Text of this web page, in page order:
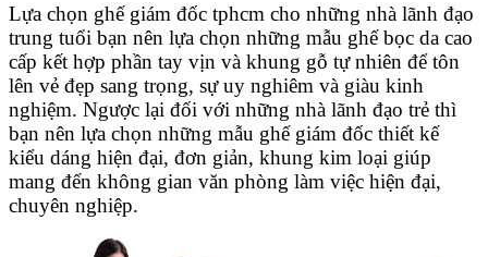
Lựa chọn ghế giám đốc tphcm cho những nhà lãnh đạo
trung tuổi bạn nên lựa chọn những mẫu ghế bọc da cao
cấp kết hợp phần tay vịn và khung gỗ tự nhiên để tôn
lên vẻ đẹp sang trọng, sự uy nghiêm và giàu kinh
nghiệm. Ngược lại đối với những nhà lãnh đạo trẻ thì
bạn nên lựa chọn những mẫu ghế giám đốc thiết kế
kiểu dáng hiện đại, đơn giản, khung kim loại giúp
mang đến không gian văn phòng làm việc hiện đại,
chuyên nghiệp.